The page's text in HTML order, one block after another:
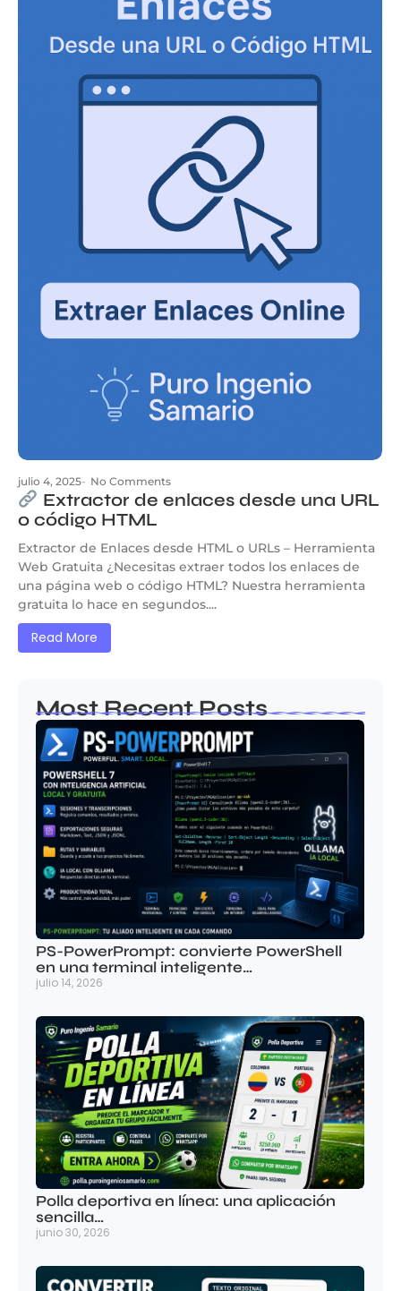
julio 4, 2025- No Comments
Extractor de enlaces desde una URL
o código HTML
Extractor de Enlaces desde HTML o URLs – Herramienta
Web Gratuita ¿Necesitas extraer todos los enlaces de
una página web o código HTML? Nuestra herramienta
gratuita lo hace en segundos....
Read More
Most Recent Posts
PS-PowerPrompt: convierte PowerShell
en una terminal inteligente…
julio 14, 2026
Polla deportiva en línea: una aplicación
sencilla…
junio 30, 2026